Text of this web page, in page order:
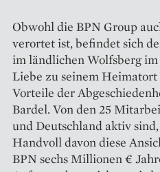
Obwohl die BPN Group
verortet ist, befindet sich
im ländlichen Wolfsberg
Liebe zu seinem Heimatort
Vorteile der
Bardel. Von den 25
und Deutschland aktiv
Handvoll davon diese
BPN sechs Millionen €